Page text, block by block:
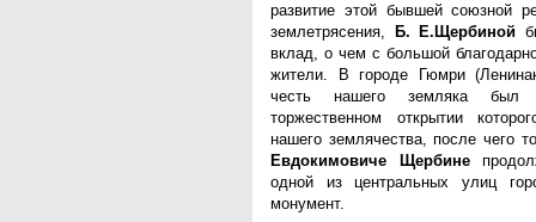
развитие этой бывшей союзной
землетрясения,
Б. Е.Щербиной
вклад, о чем с большой
жители. В городе Гюмри
честь нашего земляка был
торжественном открытии
нашего землячества, после чего
Евдокимовиче Щербине
одной из центральных улиц
монумент.